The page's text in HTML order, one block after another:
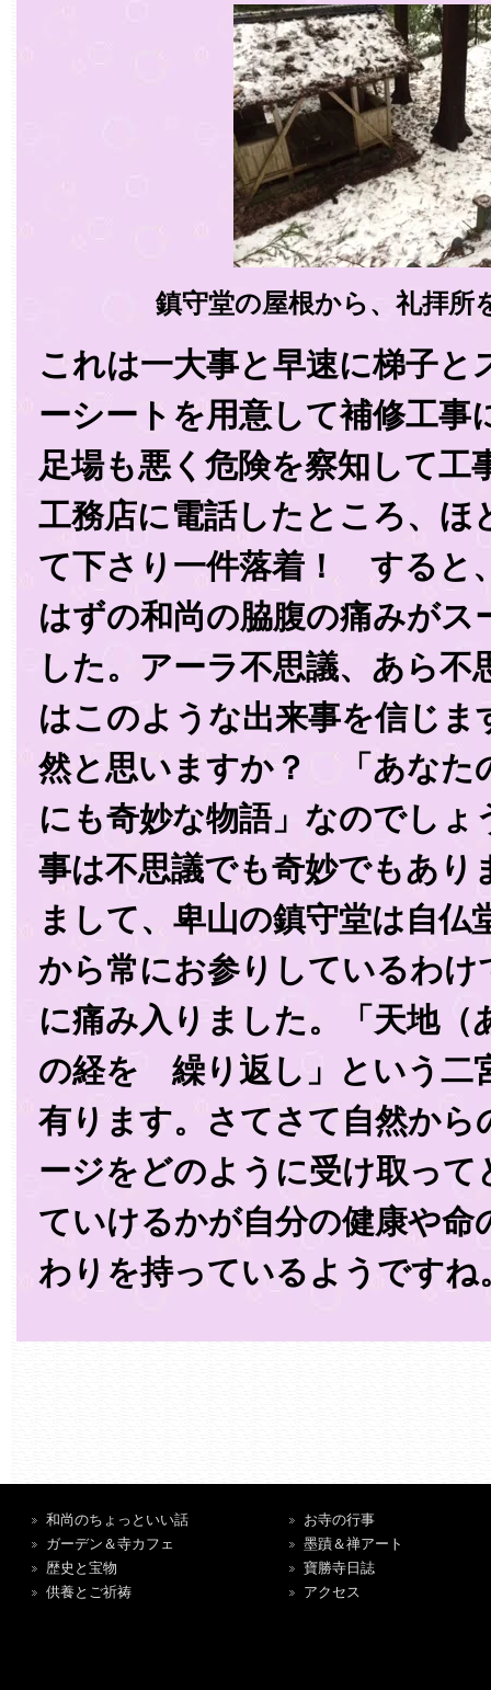
鎮守堂の屋根から、礼拝所
これは一大事と早速に梯子と
ーシートを用意して補修工事
足場も悪く危険を察知して工
工務店に電話したところ、ほ
て下さり一件落着！ すると
はずの和尚の脇腹の痛みがス
した。アーラ不思議、あら
はこのような出来事を信じ
然と思いますか？ 「あなた
にも奇妙な物語」なのでし
事は不思議でも奇妙でもあり
まして、卑山の鎮守堂は自仏
から常にお参りしているわけ
に痛み入りました。「天地
の経を 繰り返し」という二
有ります。さてさて自然から
ージをどのように受け取って
ていけるかが自分の健康や命
わりを持っているようですね
和尚のちょっといい話
ガーデン＆寺カフェ
歴史と宝物
供養とご祈祷
お寺の行事
墨蹟＆禅アート
寶勝寺日誌
アクセス